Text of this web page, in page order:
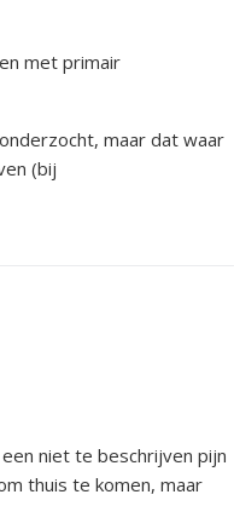
met primair
maar dat waar
(bij
niet te beschrijven pijn
thuis te komen, maar